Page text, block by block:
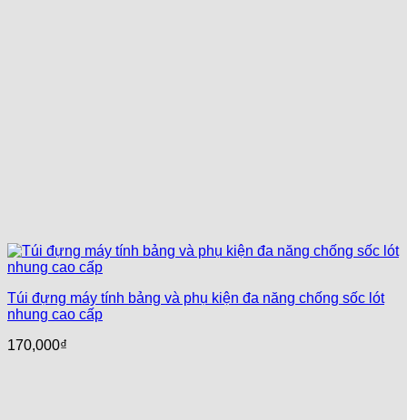
Túi đựng máy tính bảng và phụ kiện đa năng chống sốc lót
nhung cao cấp
170,000₫